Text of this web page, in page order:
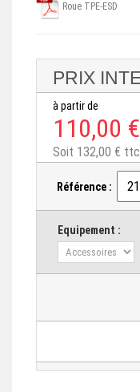
Roue TPE-ESD
PRIX
à partir de
110,00 €
Soit 132,00 € ttc
Référence :
Equipement :